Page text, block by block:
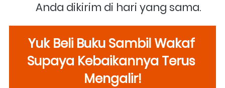
Anda dikirim di hari yang sama.
Yuk Beli Buku Sambil Wakaf
Supaya Kebaikannya Terus
Mengalir!